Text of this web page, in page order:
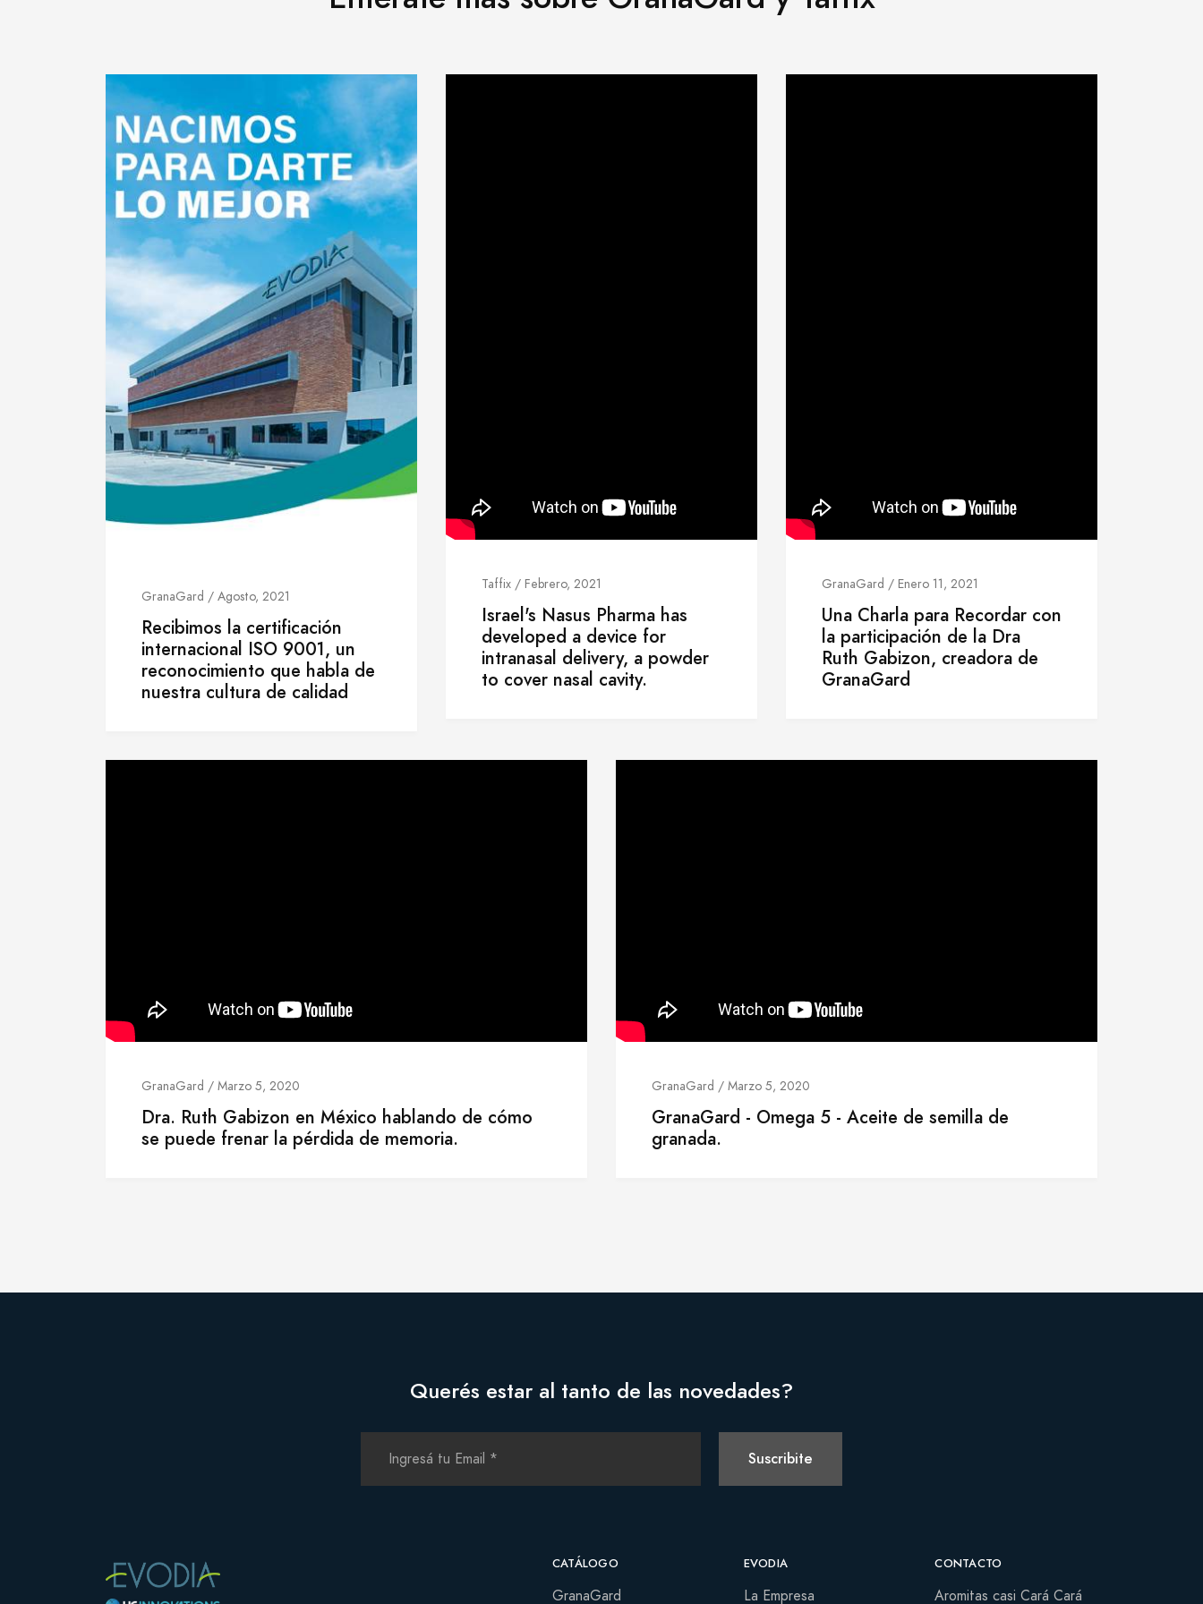
GranaGard / Agosto, 2021
Recibimos la certificación
internacional ISO 9001, un
reconocimiento que habla de
nuestra cultura de calidad
Taffix / Febrero, 2021
Israel's Nasus Pharma has
developed a device for
intranasal delivery, a powder
to cover nasal cavity.
GranaGard / Enero 11, 2021
Una Charla para Recordar con
la participación de la Dra
Ruth Gabizon, creadora de
GranaGard
GranaGard / Marzo 5, 2020
Dra. Ruth Gabizon en México hablando de cómo
se puede frenar la pérdida de memoria.
GranaGard / Marzo 5, 2020
GranaGard - Omega 5 - Aceite de semilla de
granada.
Querés estar al tanto de las novedades?
Suscribite
CATÁLOGO
GranaGard
EVODIA
La Empresa
CONTACTO
Aromitas casi Cará Cará